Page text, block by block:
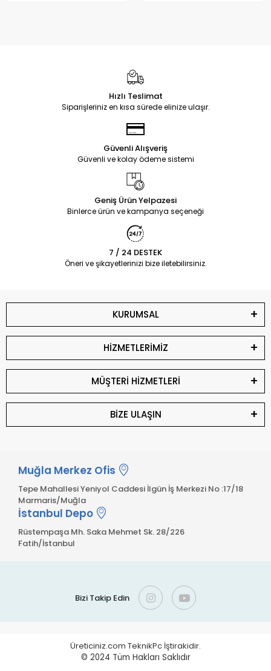
Hızlı Teslimat
Siparişleriniz en kısa sürede elinize ulaşır.
Güvenli Alışveriş
Güvenli ve kolay ödeme sistemi
Geniş Ürün Yelpazesi
Binlerce ürün ve kampanya seçeneği
7 / 24 DESTEK
Öneri ve şikayetlerinizi bize iletebilirsiniz.
KURUMSAL
HİZMETLERİMİZ
MÜŞTERİ HİZMETLERİ
BİZE ULAŞIN
Muğla Merkez Ofis
Tepe Mahallesi Yeniyol Caddesi İlgün İş Merkezi No :17/18
Marmaris/Muğla
İstanbul Depo
Rüstempaşa Mh. Saka Mehmet Sk. 28/226
Fatih/İstanbul
Bizi Takip Edin
Üreticiniz.com TeknikPc İştirakidir.
© 2024 Tüm Hakları Saklıdır